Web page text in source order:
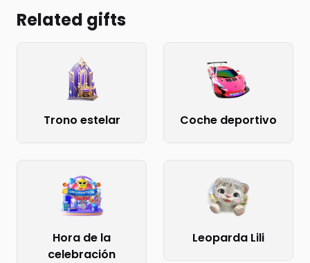
Related gifts
Trono estelar Coche deportivo
Hora de la
celebración
Leoparda Lili